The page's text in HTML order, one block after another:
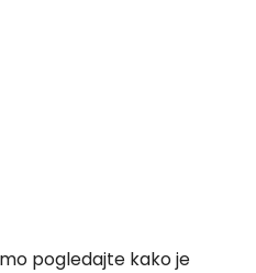
pogledajte kako je